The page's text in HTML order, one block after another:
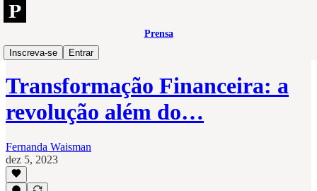
Prensa
Inscreva-se
Entrar
Open
Transformação Financeira: a
revolução além do…
Fernanda Waisman
dez 5, 2023